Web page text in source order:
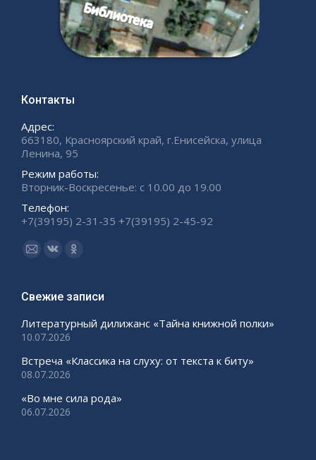
Контакты
Адрес:
663180, Красноярский край, г.Енисейска, улица
Ленина, 95
Режим работы:
Вторник-Воскресенье: с 10.00 до 19.00
Телефон:
+7(39195) 2-31-35 +7(39195) 2-45-92
Ищите нас:
Страница
открывается
новом
Страница
открывается
новом
Страница
открывается
новом
Свежие записи
Литературный дилижанс «Тайна книжной полки»
10.07.2026
Встреча «Классика на слуху: от текста к биту»
08.07.2026
«Во мне сила рода»
06.07.2026